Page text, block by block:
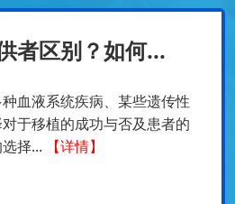
者区别？如何...
血液系统疾病、某些遗传性
于移植的成功与否及患者的
择...
【详情】